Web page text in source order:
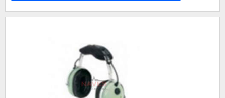
todos precisam de um altímetro para garantir a